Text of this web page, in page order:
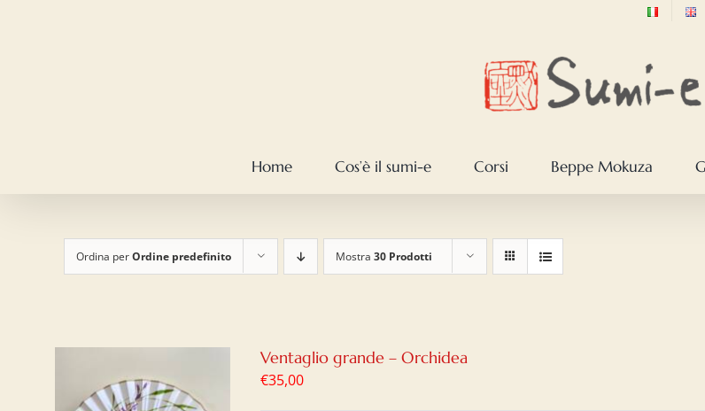
Home Cos’è il sumi-e Corsi Beppe Mokuza
Ordina perOrdine predefinito Mostra 30 Prodotti
Ventaglio grande – Orchidea
€35,00